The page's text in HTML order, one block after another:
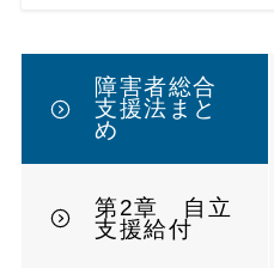
障害者総合
支援法まと
め
第2章 自立
支援給付